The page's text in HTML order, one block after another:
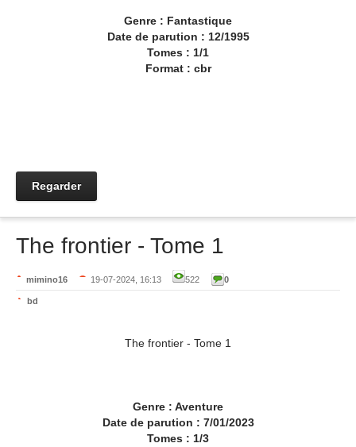
Genre : Fantastique
Date de parution : 12/1995
Tomes : 1/1
Format : cbr
Regarder
The frontier - Tome 1
mimino16 19-07-2024, 16:13 522 0
bd
The frontier - Tome 1
Genre : Aventure
Date de parution : 7/01/2023
Tomes : 1/3